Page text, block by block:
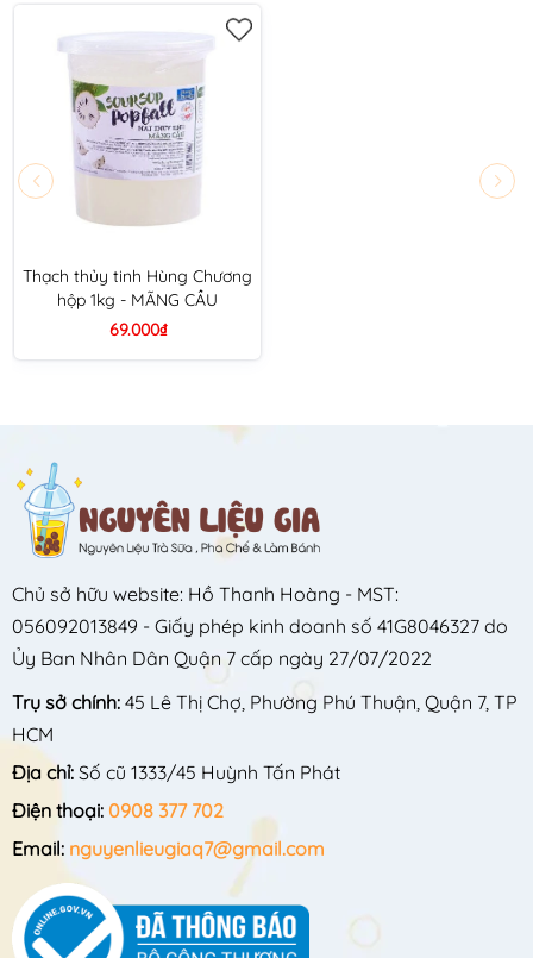
Thạch thủy tinh Hùng Chương
hộp 1kg - MÃNG CẦU
69.000₫
Chủ sở hữu website: Hồ Thanh Hoàng - MST:
056092013849 - Giấy phép kinh doanh số 41G8046327 do
Ủy Ban Nhân Dân Quận 7 cấp ngày 27/07/2022
Trụ sở chính: 45 Lê Thị Chợ, Phường Phú Thuận, Quận 7, TP
HCM
Địa chỉ: Số cũ 1333/45 Huỳnh Tấn Phát
Điện thoại: 0908 377 702
Email: nguyenlieugiaq7@gmail.com